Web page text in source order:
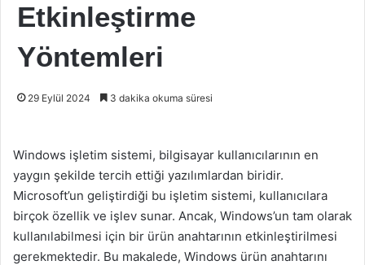
Etkinleştirme
Yöntemleri
29 Eylül 2024 3 dakika okuma süresi
Windows işletim sistemi, bilgisayar kullanıcılarının en
yaygın şekilde tercih ettiği yazılımlardan biridir.
Microsoft’un geliştirdiği bu işletim sistemi, kullanıcılara
birçok özellik ve işlev sunar. Ancak, Windows’un tam olarak
kullanılabilmesi için bir ürün anahtarının etkinleştirilmesi
gerekmektedir. Bu makalede, Windows ürün anahtarını